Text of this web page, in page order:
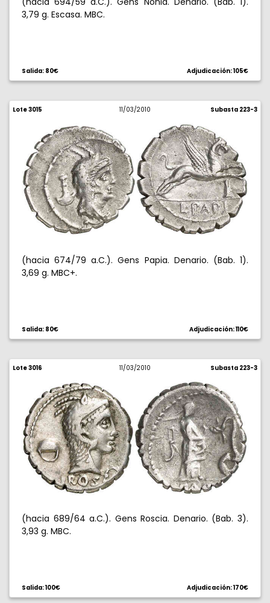
3,79 g. Escasa. MBC.
Salida: 80€ Adjudicación: 105€
Lote 3015 11/03/2010 Subasta 223-3
(hacia 674/79 a.C.). Gens Papia. Denario. (Bab. 1).
3,69 g. MBC+.
Salida: 80€ Adjudicación: 110€
Lote 3016 11/03/2010 Subasta 223-3
(hacia 689/64 a.C.). Gens Roscia. Denario. (Bab. 3).
3,93 g. MBC.
Salida: 100€ Adjudicación: 170€